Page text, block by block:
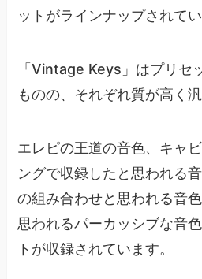
ットがラインナップされてい
「Vintage Keys」はプリセ
ものの、それぞれ質が高く
エレピの王道の音色、キャ
ングで収録したと思われる
の組み合わせと思われる音
思われるパーカッシブな音
トが収録されています。